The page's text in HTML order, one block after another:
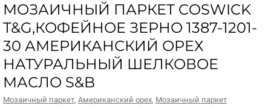
МОЗАИЧНЫЙ ПАРКЕТ COSWICK
T&G,КОФЕЙНОЕ ЗЕРНО 1387-1201-
30 АМЕРИКАНСКИЙ ОРЕХ
НАТУРАЛЬНЫЙ ШЕЛКОВОЕ
МАСЛО S&B
Мозаичный паркет, Американский орех, Мозаичный паркет